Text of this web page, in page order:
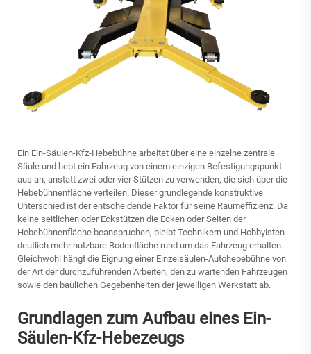
Ein Ein-Säulen-Kfz-Hebebühne arbeitet über eine einzelne zentrale
Säule und hebt ein Fahrzeug von einem einzigen Befestigungspunkt
aus an, anstatt zwei oder vier Stützen zu verwenden, die sich über die
Hebebühnenfläche verteilen. Dieser grundlegende konstruktive
Unterschied ist der entscheidende Faktor für seine Raumeffizienz. Da
keine seitlichen oder Eckstützen die Ecken oder Seiten der
Hebebühnenfläche beanspruchen, bleibt Technikern und Hobbyisten
deutlich mehr nutzbare Bodenfläche rund um das Fahrzeug erhalten.
Gleichwohl hängt die Eignung einer Einzelsäulen-Autohebebühne von
der Art der durchzuführenden Arbeiten, den zu wartenden Fahrzeugen
sowie den baulichen Gegebenheiten der jeweiligen Werkstatt ab.
Grundlagen zum Aufbau eines Ein-
Säulen-Kfz-Hebezeugs